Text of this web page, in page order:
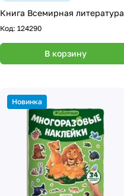
Книга Всемирная литература
Код: 124290
В корзину
Новинка